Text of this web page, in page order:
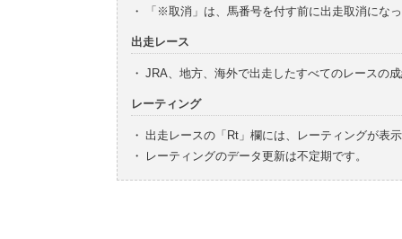
・ 「※取消」は、馬番号を付す前に出走取消にな
出走レース
・ JRA、地方、海外で出走したすべてのレースの
レーティング
・ 出走レースの「Rt」欄には、レーティングが表
・
レーティングのデータ更新は不定期です。